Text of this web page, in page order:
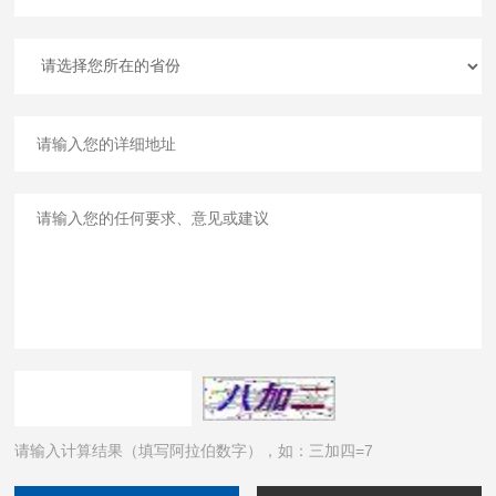
请输入计算结果（填写阿拉伯数字），如：三加四=7